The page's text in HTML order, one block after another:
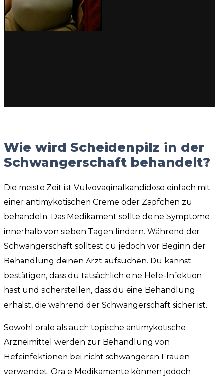
Wie wird Scheidenpilz in der
Schwangerschaft behandelt?
Die meiste Zeit ist Vulvovaginalkandidose einfach mit
einer antimykotischen Creme oder Zäpfchen zu
behandeln. Das Medikament sollte deine Symptome
innerhalb von sieben Tagen lindern. Während der
Schwangerschaft solltest du jedoch vor Beginn der
Behandlung deinen Arzt aufsuchen. Du kannst
bestätigen, dass du tatsächlich eine Hefe-Infektion
hast und sicherstellen, dass du eine Behandlung
erhälst, die während der Schwangerschaft sicher ist.
Sowohl orale als auch topische antimykotische
Arzneimittel werden zur Behandlung von
Hefeinfektionen bei nicht schwangeren Frauen
verwendet. Orale Medikamente können jedoch